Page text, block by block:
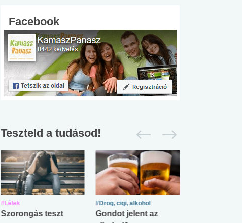
Facebook
Teszteld a tudásod!
#Lélek
Szorongás teszt
#Drog, cigi, alkohol
Gondot jelent az